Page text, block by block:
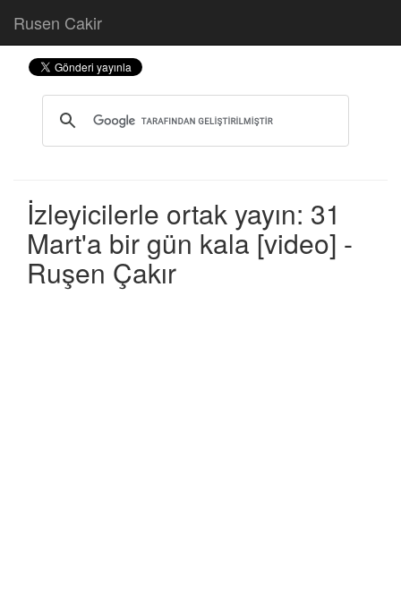
Rusen Cakir
İzleyicilerle ortak yayın: 31
Mart'a bir gün kala [video] -
Ruşen Çakır